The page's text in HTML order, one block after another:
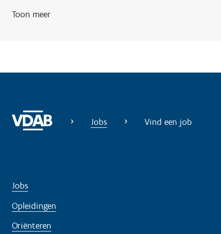
Toon meer
Jobs Vind een job
Jobs
Opleidingen
Oriënteren